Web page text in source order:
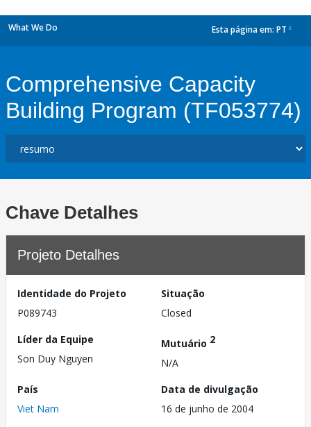
What We Do Esta página em: PT
Comprehensive Capacity
Building Program (TF053774)
Chave Detalhes
Projeto Detalhes
Identidade do Projeto
P089743
Situação
Closed
Líder da Equipe
Son Duy Nguyen
Mutuário 2
N/A
País
Viet Nam
Data de divulgação
16 de junho de 2004